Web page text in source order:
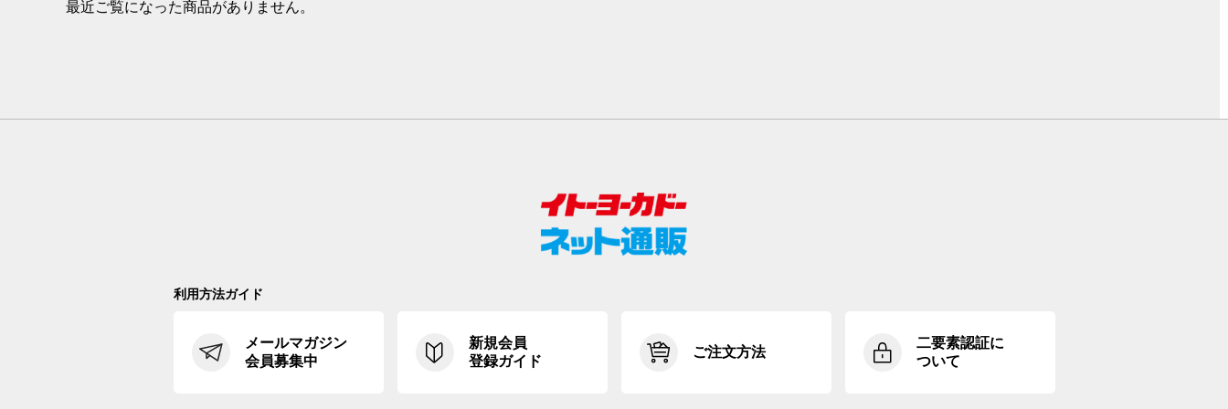
最近ご覧になった商品がありません。
利用方法ガイド
メールマガジン
会員募集中
新規会員
登録ガイド
ご注文方法
二要素認証に
ついて